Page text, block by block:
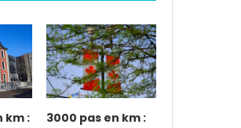
km :
3000 pas en km :